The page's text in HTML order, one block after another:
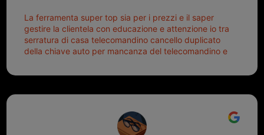
La ferramenta super top sia per i prezzi e il saper
gestire la clientela con educazione e attenzione io tra
serratura di casa telecomandino cancello duplicato
della chiave auto per mancanza del telecomandino e
meglio ferramenta de ostia e poi il prorietario il signor